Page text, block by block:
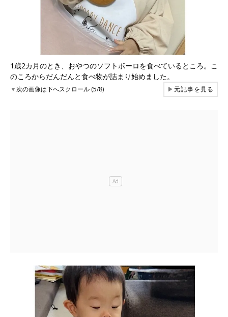
1歳2カ月のとき、おやつのソフトボーロを食べているところ。こ
のころからだんだんと食べ物が詰まり始めました。
▼次の画像は下へスクロール (5/8) ▶元記事を見る